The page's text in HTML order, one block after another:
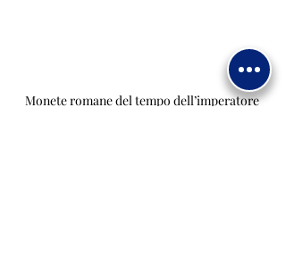
Monete romane del tempo dell’imperatore